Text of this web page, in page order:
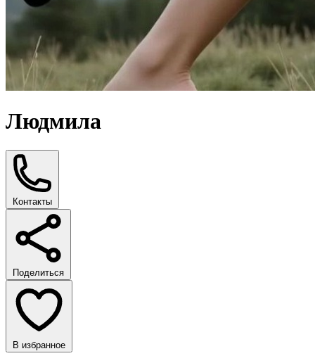
Людмила
Контакты
Поделиться
В избранное